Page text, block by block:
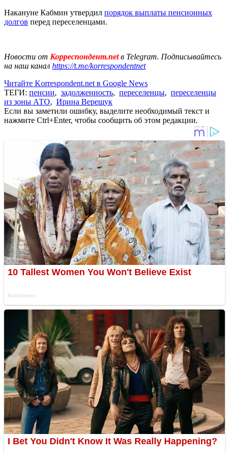
Накануне Кабмин утвердил порядок выплаты пенсионных
долгов перед переселенцами.
Новости от Корреспондент.netв Telegram. Подписывайтесь
на наш канал https://t.me/korrespondentnet
Читайте Korrespondent.net в Google News
ТЕГИ: пенсии, задолженность, переселенцы, переселенцы
из зоны АТО, Ирина Верещук
Если вы заметили ошибку, выделите необходимый текст и
нажмите Ctrl+Enter, чтобы сообщить об этом редакции.